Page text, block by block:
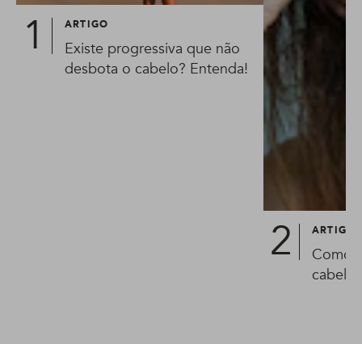
ARTIGO
Existe progressiva que não
desbota o cabelo? Entenda!
ARTIGO
Como